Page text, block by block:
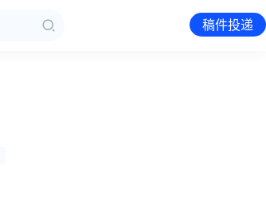
稿件投递